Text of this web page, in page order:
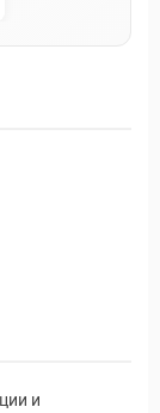
и